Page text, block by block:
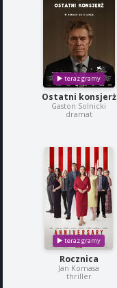
Ostatni konsjerż
Gaston Solnicki
dramat
Rocznica
Jan Komasa
thriller